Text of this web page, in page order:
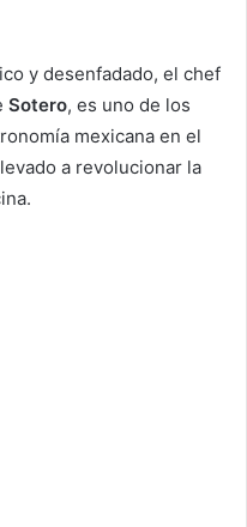
y desenfadado, el chef
Sotero, es uno de los
mexicana en el
a revolucionar la